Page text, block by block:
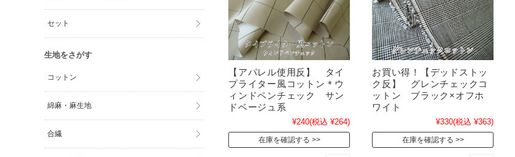
【アパレル使用反】 タイ
プライター風コットン＊ウ
ィンドペンチェック サン
ドベージュ系
¥240(税込 ¥264)
在庫を確認する
お買い得！【デッドストッ
ク反】 グレンチェックコ
ットン ブラック×オフホ
ワイト
¥330(税込 ¥363)
在庫を確認する
セット
生地をさがす
コットン
綿麻・麻生地
合繊